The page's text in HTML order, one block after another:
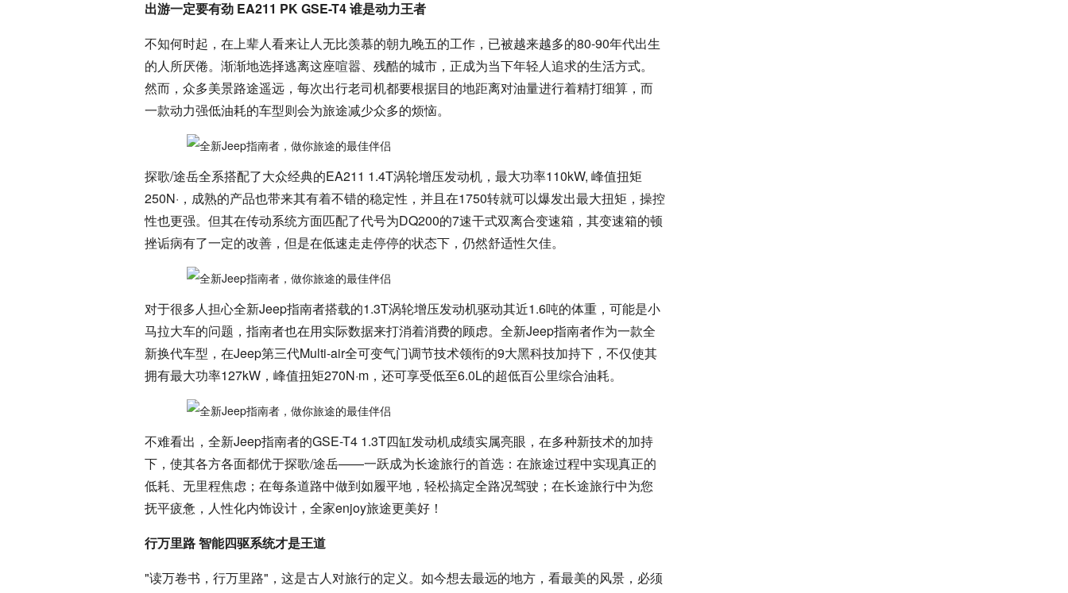
出游一定要有劲 EA211 PK GSE-T4 谁是动力王者
不知何时起，在上辈人看来让人无比羡慕的朝九晚五的工作，已被越来越多的80-90年代出生
的人所厌倦。渐渐地选择逃离这座喧嚣、残酷的城市，正成为当下年轻人追求的生活方式。
然而，众多美景路途遥远，每次出行老司机都要根据目的地距离对油量进行着精打细算，而
一款动力强低油耗的车型则会为旅途减少众多的烦恼。
探歌/途岳全系搭配了大众经典的EA211 1.4T涡轮增压发动机，最大功率110kW, 峰值扭矩
250N·，成熟的产品也带来其有着不错的稳定性，并且在1750转就可以爆发出最大扭矩，操控
性也更强。但其在传动系统方面匹配了代号为DQ200的7速干式双离合变速箱，其变速箱的顿
挫诟病有了一定的改善，但是在低速走走停停的状态下，仍然舒适性欠佳。
对于很多人担心全新Jeep指南者搭载的1.3T涡轮增压发动机驱动其近1.6吨的体重，可能是小
马拉大车的问题，指南者也在用实际数据来打消着消费的顾虑。全新Jeep指南者作为一款全
新换代车型，在Jeep第三代Multi-air全可变气门调节技术领衔的9大黑科技加持下，不仅使其
拥有最大功率127kW，峰值扭矩270N·m，还可享受低至6.0L的超低百公里综合油耗。
不难看出，全新Jeep指南者的GSE-T4 1.3T四缸发动机成绩实属亮眼，在多种新技术的加持
下，使其各方各面都优于探歌/途岳——一跃成为长途旅行的首选：在旅途过程中实现真正的
低耗、无里程焦虑；在每条道路中做到如履平地，轻松搞定全路况驾驶；在长途旅行中为您
抚平疲惫，人性化内饰设计，全家enjoy旅途更美好！
行万里路 智能四驱系统才是王道
"读万卷书，行万里路"，这是古人对旅行的定义。如今想去最远的地方，看最美的风景，必须